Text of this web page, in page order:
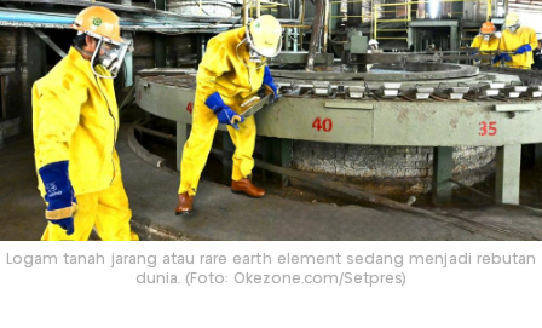
Logam tanah jarang atau rare earth element sedang menjadi rebutan
dunia. (Foto: Okezone.com/Setpres)